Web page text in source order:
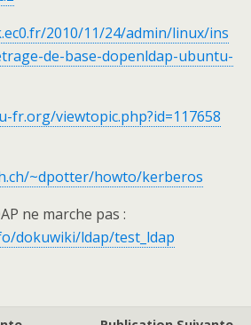
2010/11/24/admin/linux/ins
de-base-dopenldap-ubuntu-
viewtopic.php?id=117658
~dpotter/howto/kerberos
ne marche pas :
dokuwiki/ldap/test_ldap